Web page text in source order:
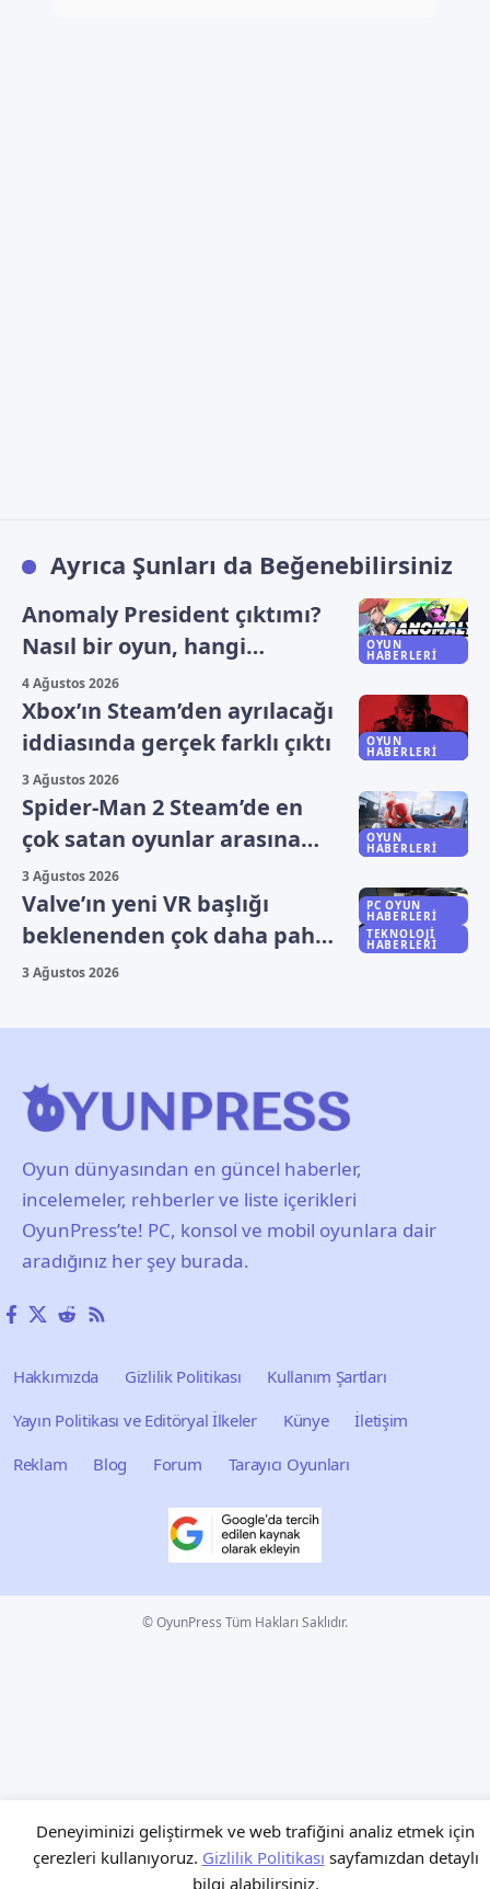
Deneyiminizi geliştirmek ve web trafiğini analiz etmek için
çerezleri kullanıyoruz. Gizlilik Politikası sayfamızdan detaylı
bilgi alabilirsiniz.
Ayrıca Şunları da Beğenebilirsiniz
OYUN
HABERLERI
Anomaly President çıktımı?
Nasıl bir oyun, hangi
platformlarda oynanıyor?
4 Ağustos 2026
OYUN
HABERLERI
Xbox’ın Steam’den ayrılacağı
iddiasında gerçek farklı çıktı
3 Ağustos 2026
OYUN
HABERLERI
Spider-Man 2 Steam’de en
çok satan oyunlar arasına
yükseldi
3 Ağustos 2026
PC OYUN
HABERLERI
TEKNOLOJI
HABERLERI
Valve’ın yeni VR başlığı
beklenenden çok daha pahalı
olabilir
3 Ağustos 2026
Oyun dünyasından en güncel haberler,
incelemeler, rehberler ve liste içerikleri
OyunPress’te! PC, konsol ve mobil oyunlara dair
aradığınız her şey burada.
Hakkımızda Gizlilik Politikası
Kullanım Şartları
Yayın Politikası ve Editöryal İlkeler
Künye
İletişim
Reklam
Blog Forum Tarayıcı Oyunları
© OyunPress Tüm Hakları Saklıdır.